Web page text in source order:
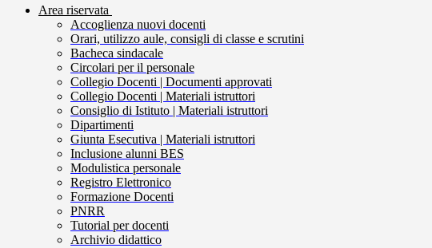
Area riservata
Accoglienza nuovi docenti
Orari, utilizzo aule, consigli di classe e scrutini
Bacheca sindacale
Circolari per il personale
Collegio Docenti | Documenti approvati
Collegio Docenti | Materiali istruttori
Consiglio di Istituto | Materiali istruttori
Dipartimenti
Giunta Esecutiva | Materiali istruttori
Inclusione alunni BES
Modulistica personale
Registro Elettronico
Formazione Docenti
PNRR
Tutorial per docenti
Archivio didattico